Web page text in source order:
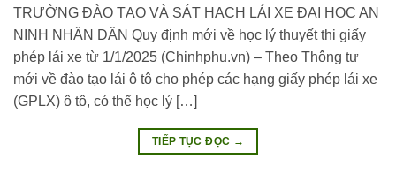
TRƯỜNG ĐÀO TẠO VÀ SÁT HẠCH LÁI XE ĐẠI HỌC AN
NINH NHÂN DÂN Quy định mới về học lý thuyết thi giấy
phép lái xe từ 1/1/2025 (Chinhphu.vn) – Theo Thông tư
mới về đào tạo lái ô tô cho phép các hạng giấy phép lái xe
(GPLX) ô tô, có thể học lý […]
TIẾP TỤC ĐỌC →